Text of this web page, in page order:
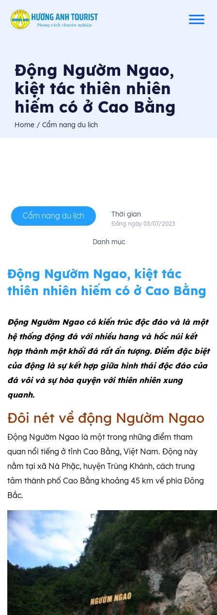
Động Ngườm Ngao,
kiệt tác thiên nhiên
hiếm có ở Cao Bằng
Home / Cẩm nang du lịch
Cẩm nang du lịch Thời gian
Đăng ngày 03/07/2023
Danh mục
Động Ngườm Ngao, kiệt tác
thiên nhiên hiếm có ở Cao Bằng
Động Ngườm Ngao có kiến trúc độc đáo và là một
hệ thống động đá với nhiều hang và hốc núi kết
hợp thành một khối đá rất ấn tượng. Điểm đặc biệt
của động là sự kết hợp giữa hình thái độc đáo của
đá vôi và sự hòa quyện với thiên nhiên xung
quanh.
Đôi nét về động Ngườm Ngao
Động Ngườm Ngao là một trong những điểm tham
quan nổi tiếng ở tỉnh Cao Bằng, Việt Nam. Động này
nằm tại xã Nà Phặc, huyện Trùng Khánh, cách trung
tâm thành phố Cao Bằng khoảng 45 km về phía Đông
Bắc.